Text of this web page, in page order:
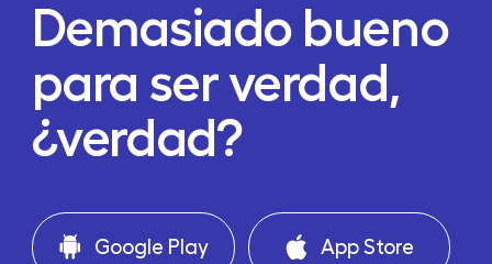
Demasiado bueno
para ser verdad,
¿verdad?
Google Play App Store